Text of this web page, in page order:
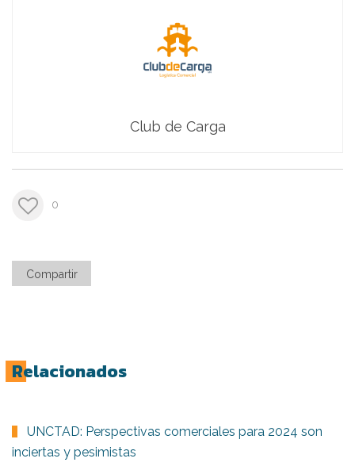
Club de Carga
0
Compartir
Relacionados
UNCTAD: Perspectivas comerciales para 2024 son
inciertas y pesimistas